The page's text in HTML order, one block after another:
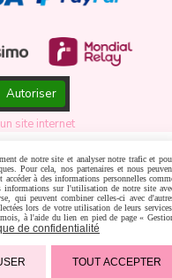
Autoriser
site internet
de notre site et analyser notre trafic et
Pour cela, nos partenaires et nous
à des informations personnelles
informations sur l'utilisation de notre site
qui peuvent combiner celles-ci avec
lors de votre utilisation de leurs
à l'aide du lien en pied de page «
de confidentialité
TOUT ACCEPTER